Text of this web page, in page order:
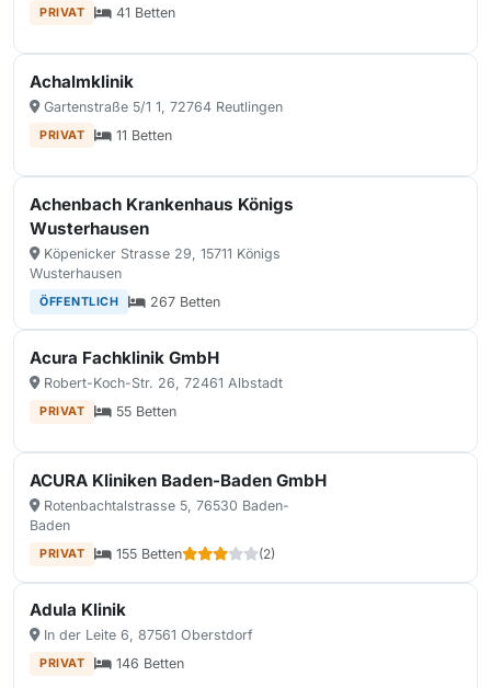
PRIVAT 41 Betten
Achalmklinik
Gartenstraße 5/1 1, 72764 Reutlingen
PRIVAT 11 Betten
Achenbach Krankenhaus Königs
Wusterhausen
Köpenicker Strasse 29, 15711 Königs
Wusterhausen
ÖFFENTLICH 267 Betten
Acura Fachklinik GmbH
Robert-Koch-Str. 26, 72461 Albstadt
PRIVAT 55 Betten
ACURA Kliniken Baden-Baden GmbH
Rotenbachtalstrasse 5, 76530 Baden-
Baden
PRIVAT 155 Betten (2)
Adula Klinik
In der Leite 6, 87561 Oberstdorf
PRIVAT 146 Betten